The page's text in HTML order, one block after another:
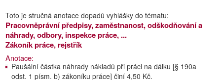
Toto je stručná anotace dopadů vyhlášky do tématu:
Pracovněprávní předpisy, zaměstnanost, odškodňování a
náhrady, odbory, inspekce práce, ...
Zákoník práce, rejstřík
Anotace:
Paušální částka náhrady nákladů při práci na dálku [§ 190a
odst. 1 písm. b) zákoníku práce] činí 4,50 Kč.